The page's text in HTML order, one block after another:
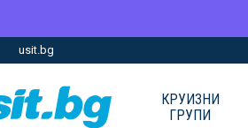
usit.bg
КРУИЗНИ
ГРУПИ